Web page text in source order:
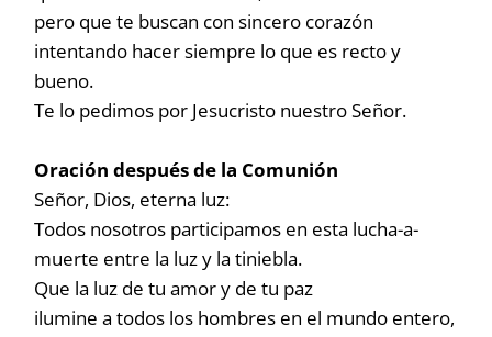
pero que te buscan con sincero corazón
intentando hacer siempre lo que es recto y
bueno.
Te lo pedimos por Jesucristo nuestro Señor.
Oración después de la Comunión
Señor, Dios, eterna luz:
Todos nosotros participamos en esta lucha-a-
muerte entre la luz y la tiniebla.
Que la luz de tu amor y de tu paz
ilumine a todos los hombres en el mundo entero,